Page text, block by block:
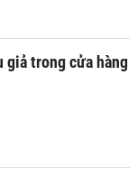
giả trong cửa hàng